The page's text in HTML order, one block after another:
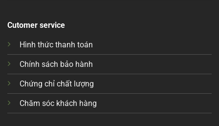
Cutomer service
Hình thức thanh toán
Chính sách bảo hành
Chứng chỉ chất lượng
Chăm sóc khách hàng